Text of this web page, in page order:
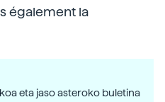
également la
eta jaso asteroko buletina